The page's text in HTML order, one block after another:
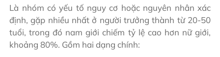
Là nhóm có yếu tố nguy cơ hoặc nguyên nhân xác
định, gặp nhiều nhất ở người trưởng thành từ 20-50
tuổi, trong đó nam giới chiếm tỷ lệ cao hơn nữ giới,
khoảng 80%. Gồm hai dạng chính: